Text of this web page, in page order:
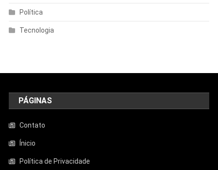
Política
Tecnologia
PÁGINAS
Contato
Ínicio
Política de Privacidade